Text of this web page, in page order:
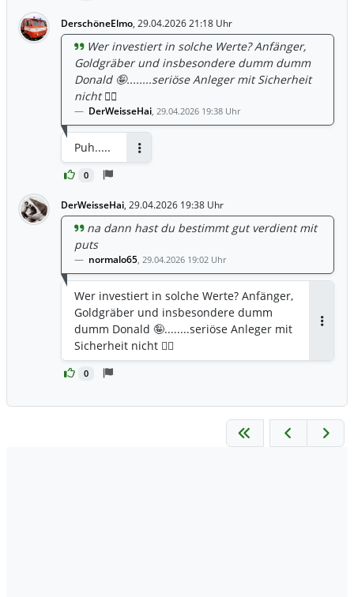
DerschöneElmo, 29.04.2026 21:18 Uhr
0
Wer investiert in solche Werte? Anfänger,
Goldgräber und insbesondere dumm dumm
Donald 🤪........seriöse Anleger mit Sicherheit
nicht 🤷‍♂️
DerWeisseHai, 29.04.2026 19:38 Uhr
Puh.....
DerWeisseHai, 29.04.2026 19:38 Uhr
0
na dann hast du bestimmt gut verdient mit
puts
normalo65, 29.04.2026 19:02 Uhr
Wer investiert in solche Werte? Anfänger,
Goldgräber und insbesondere dumm
dumm Donald 🤪........seriöse Anleger mit
Sicherheit nicht 🤷‍♂️